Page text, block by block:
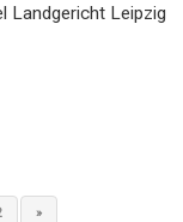
Landgericht Leipzig
»